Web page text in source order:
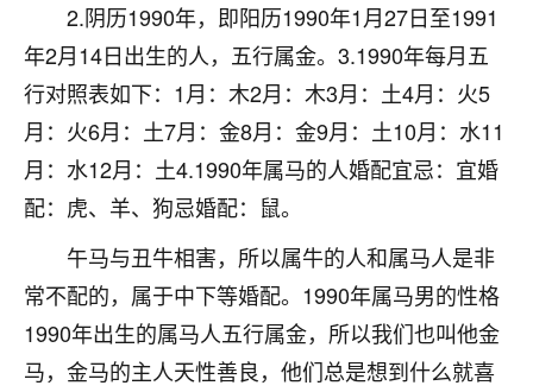
2.阴历1990年，即阳历1990年1月27日至1991
年2月14日出生的人，五行属金。3.1990年每月五
行对照表如下：1月：木2月：木3月：土4月：火5
月：火6月：土7月：金8月：金9月：土10月：水11
月：水12月：土4.1990年属马的人婚配宜忌：宜婚
配：虎、羊、狗忌婚配：鼠。
午马与丑牛相害，所以属牛的人和属马人是非
常不配的，属于中下等婚配。1990年属马男的性格
1990年出生的属马人五行属金，所以我们也叫他金
马，金马的主人天性善良，他们总是想到什么就喜
心心相印
我身体不太好，总是病病殃殃的，去检查又没什么大
问题，反正就是不舒服。中医西医看遍了，找不到问
题，后来无意中看到有人推荐慧来老师，跟老师聊过
之后，心情豁然开朗，也听老师建议，处理了一些因
果问题。今年以来，身体比以前好多，主要是心情好
了，老师说境随心转，现在深有体会了。
鹿森：是的，其实跟老师聊过之后，最大的感
触，首先就是心态会变好，万般皆是命，半点
不由人！
1天前 来自四川 9